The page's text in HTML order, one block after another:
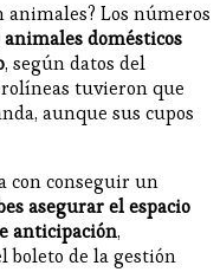
Los números
animales domésticos
, según datos del
tuvieron que
aunque sus cupos
con conseguir un
asegurar el espacio
anticipación,
boleto de la gestión